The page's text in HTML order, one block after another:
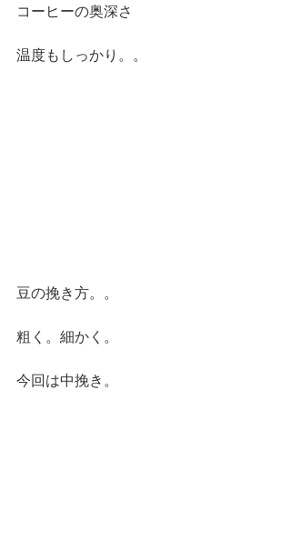
コーヒーの奥深さ
温度もしっかり。。
豆の挽き方。。
粗く。細かく。
今回は中挽き。